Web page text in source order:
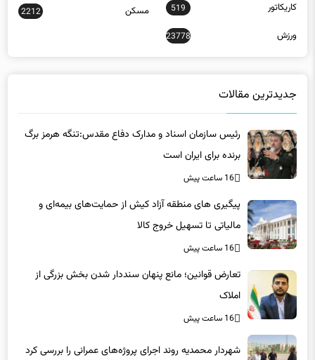
کاریکاتور 519 مسکن 2212
ورزش 23778
جدیدترین مقالات
رئیس سازمان اسناد و مدارک دفاع مقدس:تنگه هرمز برگ
برنده برای ایران است
16 ساعت پیش
پیگیری های منطقه آزاد کیش از حمایت‌های بیمه‌ای و
مالیاتی تا تسهیل خروج کالا
16 ساعت پیش
تعارض قوانین؛ مانع پنهان سنددار شدن بخش بزرگی از
املاک
16 ساعت پیش
شهردار محمدیه روند اجرای پروژه‌های عمرانی را بررسی کرد